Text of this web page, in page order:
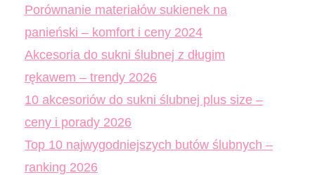
Porównanie materiałów sukienek na
panieński – komfort i ceny 2024
Akcesoria do sukni ślubnej z długim
rękawem – trendy 2026
10 akcesoriów do sukni ślubnej plus size –
ceny i porady 2026
Top 10 najwygodniejszych butów ślubnych –
ranking 2026